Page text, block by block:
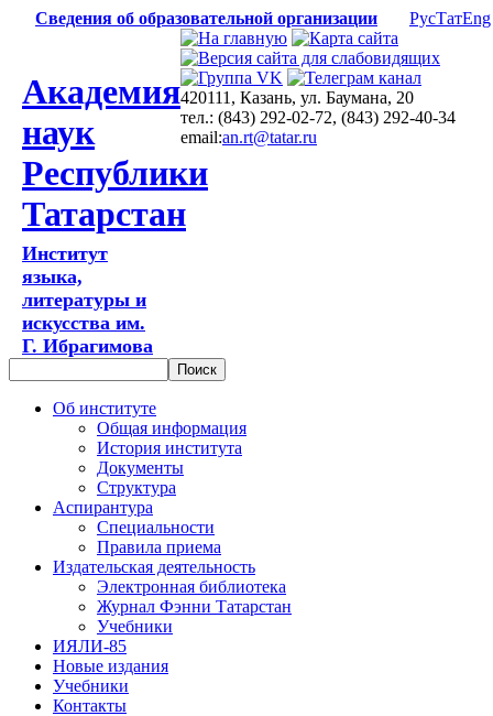
Сведения об образовательной организации РусТатEng
Академия
наук
Республики
Татарстан
Институт
языка,
литературы и
искусства им.
Г. Ибрагимова
420111, Казань, ул. Баумана, 20
тел.: (843) 292-02-72, (843) 292-40-34
email:an.rt@tatar.ru
Об институте
Общая информация
История института
Документы
Структура
Аспирантура
Специальности
Правила приема
Издательская деятельность
Электронная библиотека
Журнал Фэнни Татарстан
Учебники
ИЯЛИ-85
Новые издания
Учебники
Контакты